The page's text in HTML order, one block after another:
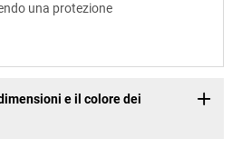
una protezione
e il colore dei